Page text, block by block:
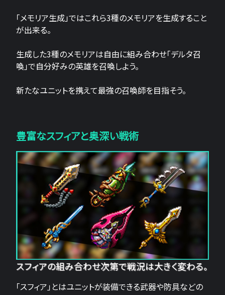
「メモリア生成」ではこれら3種のメモリアを生成すること
が出来る。
生成した3種のメモリアは自由に組み合わせ「デルタ召
喚」で自分好みの英雄を召喚しよう。
新たなユニットを携えて最強の召喚師を目指そう。
豊富なスフィアと奥深い戦術
スフィアの組み合わせ次第で戦況は大きく変わる。
「スフィア」とはユニットが装備できる武器や防具などの